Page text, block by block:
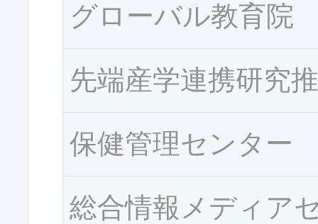
グローバル教育院
先端産学連携研究
保健管理センター
総合情報メディア